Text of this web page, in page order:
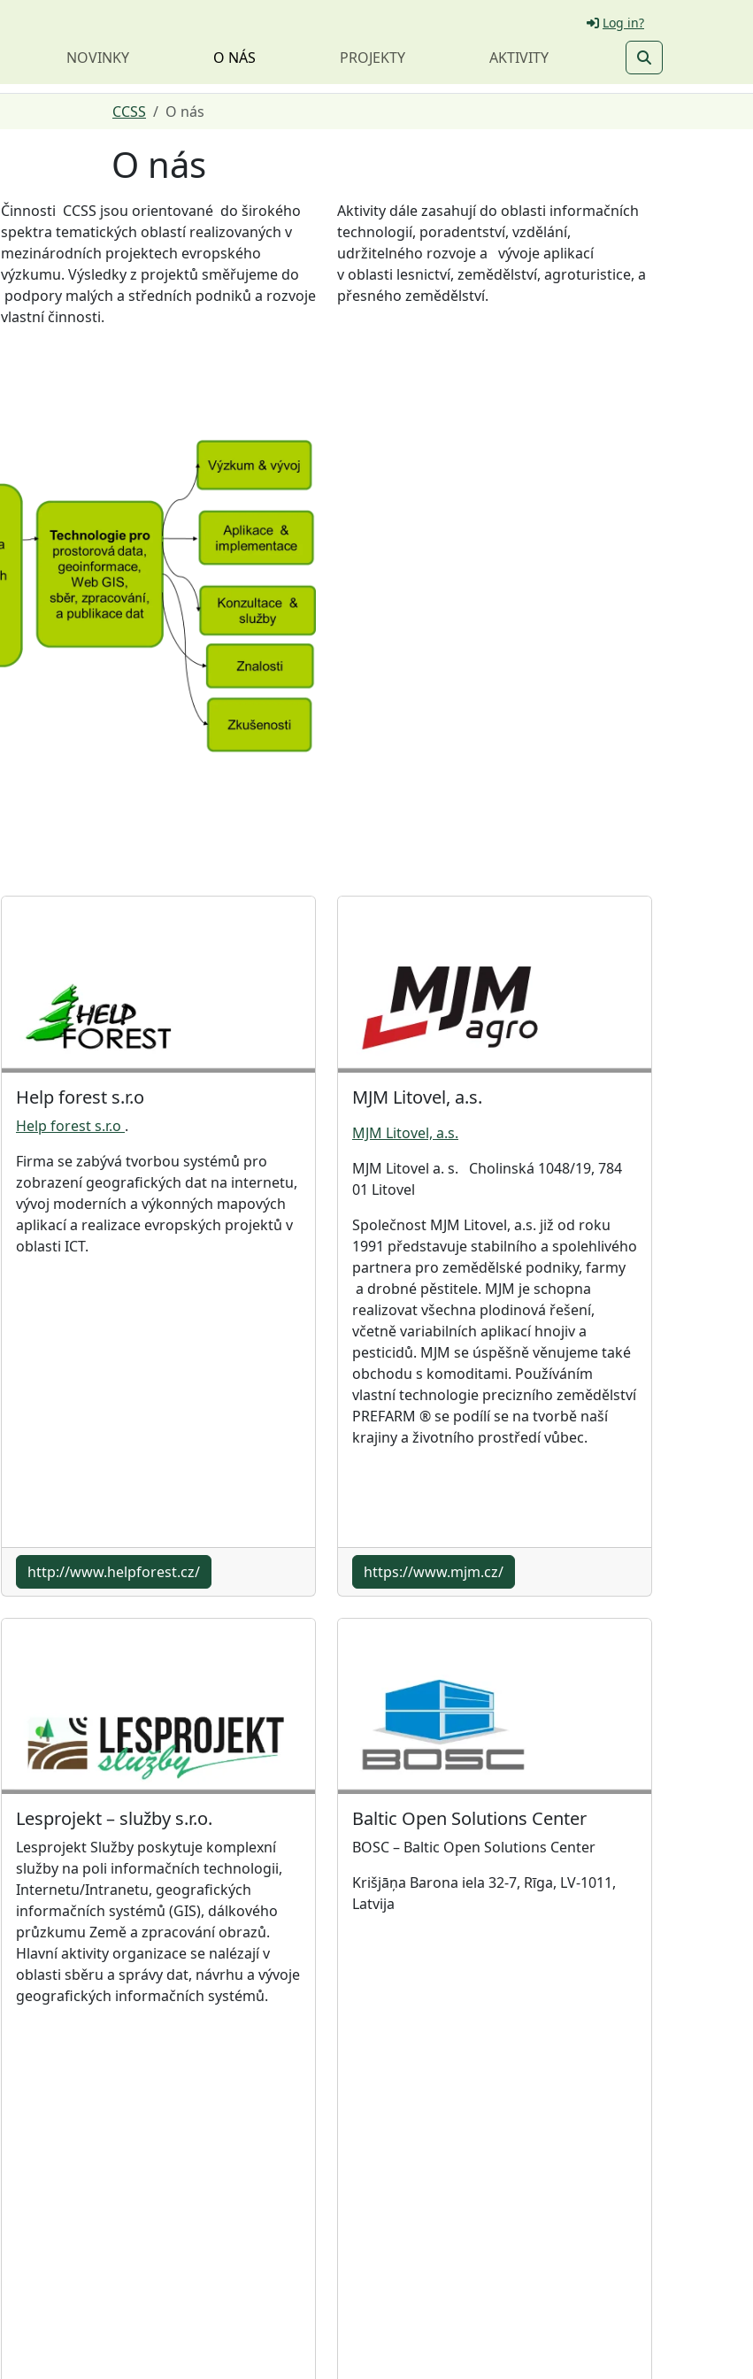
Log in?
NOVINKY O NÁS PROJEKTY AKTIVITY
CCSS O nás
O nás
Činnosti CCSS jsou orientované do širokého
spektra tematických oblastí realizovaných v
mezinárodních projektech evropského
výzkumu. Výsledky z projektů směřujeme do
podpory malých a středních podniků a rozvoje
vlastní činnosti.
Aktivity dále zasahují do oblasti informačních
technologií, poradentství, vzdělání,
udržitelného rozvoje a vývoje aplikací
v oblasti lesnictví, zemědělství, agroturistice, a
přesného zemědělství.
Help forest s.r.o
Help forest s.r.o .
Firma se zabývá tvorbou systémů pro
zobrazení geografických dat na internetu,
vývoj moderních a výkonných mapových
aplikací a realizace evropských projektů v
oblasti ICT.
http://www.helpforest.cz/
MJM Litovel, a.s.
MJM Litovel, a.s.
MJM Litovel a. s. Cholinská 1048/19, 784
01 Litovel
Společnost MJM Litovel, a.s. již od roku
1991 představuje stabilního a spolehlivého
partnera pro zemědělské podniky, farmy
a drobné pěstitele. MJM je schopna
realizovat všechna plodinová řešení,
včetně variabilních aplikací hnojiv a
pesticidů. MJM se úspěšně věnujeme také
obchodu s komoditami. Používáním
vlastní technologie precizního zemědělství
PREFARM ® se podílí se na tvorbě naší
krajiny a životního prostředí vůbec.
https://www.mjm.cz/
Lesprojekt – služby s.r.o.
Lesprojekt Služby poskytuje komplexní
služby na poli informačních technologii,
Internetu/Intranetu, geografických
informačních systémů (GIS), dálkového
průzkumu Země a zpracování obrazů.
Hlavní aktivity organizace se nalézají v
oblasti sběru a správy dat, návrhu a vývoje
geografických informačních systémů.
Baltic Open Solutions Center
BOSC – Baltic Open Solutions Center
Krišjāņa Barona iela 32-7, Rīga, LV-1011,
Latvija